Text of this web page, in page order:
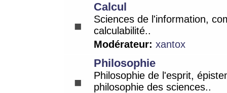
Calcul
Sciences de l'information,
calculabilité..
Modérateur: xantox
Philosophie
Philosophie de l'esprit,
philosophie des sciences..